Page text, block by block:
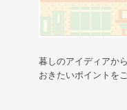
暮しのアイディアか
おきたいポイントを